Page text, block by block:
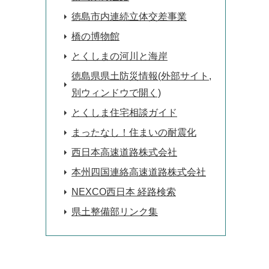
徳島市内連続立体交差事業
橋の博物館
とくしまの河川と海岸
徳島県県土防災情報(外部サイト,
別ウィンドウで開く)
とくしま住宅相談ガイド
まったなし！住まいの耐震化
西日本高速道路株式会社
本州四国連絡高速道路株式会社
NEXCO西日本 経路検索
県土整備部リンク集